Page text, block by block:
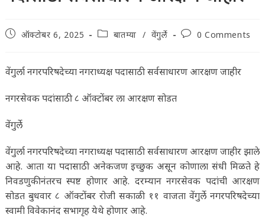
Postऑक्टोबर 6, 2025
Postबातम्या / वेंगुर्ले
Post0 Comments
वेंगुर्ला नगरपरिषदेच्या नगराध्यक्ष पदासाठी सर्वसाधारण आरक्षण जाहीर
नगरसेवक पदांसाठी ८ ऑक्टोंबर ला आरक्षण सोडत
वेंगुर्ले
वेंगुर्ला नगरपरिषदेच्या नगराध्यक्ष पदासाठी सर्वसाधारण आरक्षण जाहीर झाले
आहे. आता या पदासाठी अनेकजण इच्छुक असून कोणाला संधी मिळते हे
निवडणुकीनंतरच स्पष्ट होणार आहे. दरम्यान नगरसेवक पदांची आरक्षण
सोडत बुधवार ८ ऑक्टोंबर रोजी सकाळी ११ वाजता वेंगुर्ले नगरपरिषदेच्या
स्वामी विवेकानंद सभागृह येथे होणार आहे.